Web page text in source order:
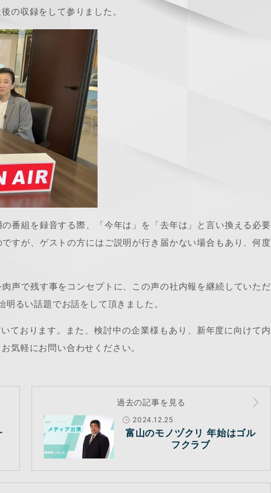
の収録をして参りました。
番組を録音する際、「今年は」を「去年は」と言い換える必要
すが、ゲストの方にはご説明が行き届かない場合もあり、何度
声で残す事をコンセプトに、この声の社内報を継続していただ
るい話題でお話をして頂きました。
ております。また、検討中の企業様もあり、新年度に向けて内
気軽にお問い合わせください。
過去の記事を見る
2024.12.25
富山のモノヅクリ 年始はゴル
フクラブ